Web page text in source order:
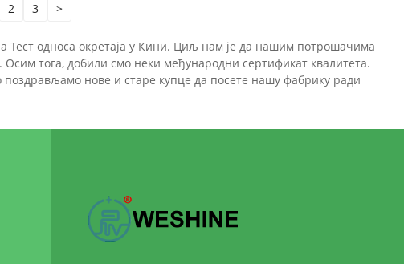
2 3 >
Тест односа окретаја у Кини. Циљ нам је да нашим потрошачима
тога, добили смо неки међународни сертификат квалитета.
нове и старе купце да посете нашу фабрику ради